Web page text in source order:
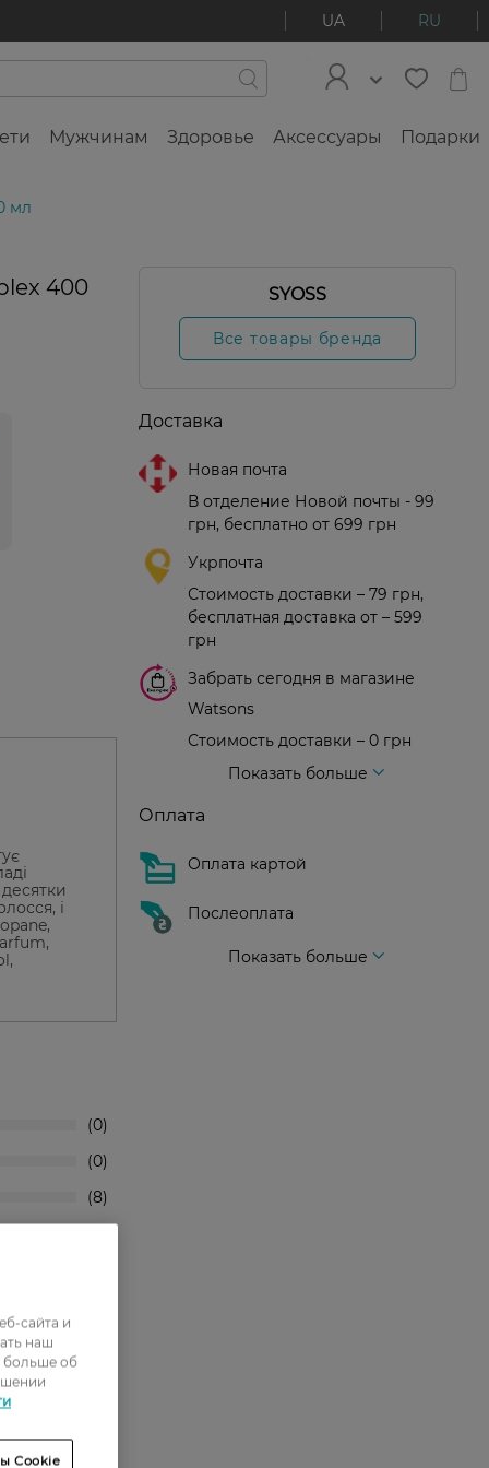
UA RU
Мужчинам Здоровье Аксессуары Подарки
мл
400
і
0
0
8
страшна
без
SYOSS
Все товары бренда
Доставка
Новая почта
В отделение Новой почты - 99
грн, бесплатно от 699 грн
Укрпочта
Стоимость доставки – 79 грн,
бесплатная доставка от – 599
грн
Забрать сегодня в магазине
Watsons
Стоимость доставки – 0 грн
Показать больше
Оплата
Оплата картой
Послеоплата
Показать больше
сайта и
наш
больше об
Cookie